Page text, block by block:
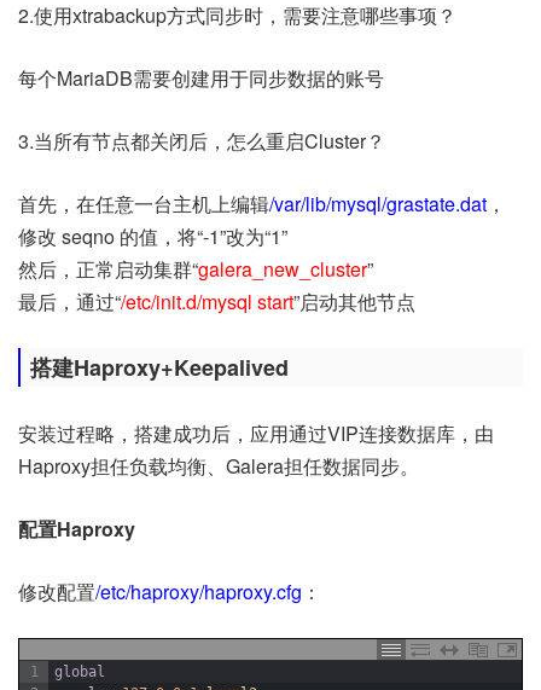
2.使用xtrabackup方式同步时，需要注意哪些事项？
每个MariaDB需要创建用于同步数据的账号
3.当所有节点都关闭后，怎么重启Cluster？
首先，在任意一台主机上编辑/var/lib/mysql/grastate.dat ，
修改 seqno 的值，将“-1”改为“1”
然后，正常启动集群“galera_new_cluster”
最后，通过“/etc/init.d/mysql start”启动其他节点
搭建Haproxy+Keepalived
安装过程略，搭建成功后，应用通过VIP连接数据库，由
Haproxy担任负载均衡、Galera担任数据同步。
配置Haproxy
修改配置/etc/haproxy/haproxy.cfg ：
1
global